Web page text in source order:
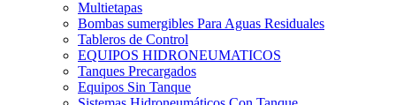
Multietapas
Bombas sumergibles Para Aguas Residuales
Tableros de Control
EQUIPOS HIDRONEUMATICOS
Tanques Precargados
Equipos Sin Tanque